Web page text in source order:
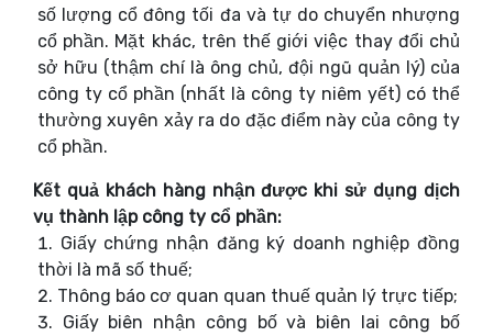
số lượng cổ đông tối đa và tự do chuyển nhượng
cổ phần. Mặt khác, trên thế giới việc thay đổi chủ
sở hữu (thậm chí là ông chủ, đội ngũ quản lý) của
công ty cổ phần (nhất là công ty niêm yết) có thể
thường xuyên xảy ra do đặc điểm này của công ty
cổ phần.
Kết quả khách hàng nhận được khi sử dụng dịch
vụ thành lập công ty cổ phần:
Giấy chứng nhận đăng ký doanh nghiệp đồng
thời là mã số thuế;
Thông báo cơ quan quan thuế quản lý trực tiếp;
Giấy biên nhận công bố và biên lai công bố